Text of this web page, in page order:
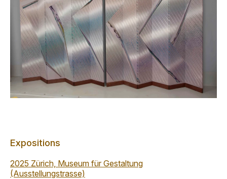
Expositions
2025 Zürich, Museum für Gestaltung
(Ausstellungstrasse)